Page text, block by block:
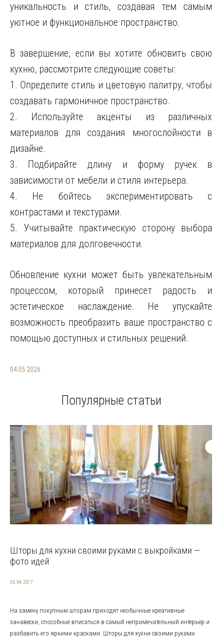
уникальность и стиль, создавая тем самым
уютное и функциональное пространство.
В завершение, если вы хотите обновить свою
кухню, рассмотрите следующие советы:
1. Определите стиль и цветовую палитру, чтобы
создавать гармоничное пространство.
2. Используйте акценты из различных
материалов для создания многослойности в
дизайне.
3. Подбирайте длину и форму ручек в
зависимости от мебели и стиля интерьера.
4. Не бойтесь экспериментировать с
контрастами и текстурами.
5. Учитывайте практическую сторону выбора
материалов для долговечности.
Обновление кухни может быть увлекательным
процессом, который принесет радость и
эстетическое наслаждение. Не упускайте
возможность преобразить ваше пространство с
помощью доступных и стильных решений.
04.05.2026
Популярные статьи
Шторы для кухни своими руками с выкройками —
фото идей
03.04.2017
На замену покупным шторам приходят необычные креативные
занавески, способные вписаться в самый непримечательный интерьер и
разбавить его яркими красками. Шторы для кухни своими руками